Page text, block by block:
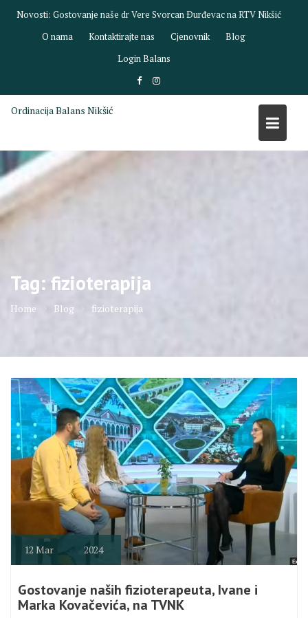
Novosti:Gostovanje dr Biljane Savić na RTV Nikšić
O nama
Kontaktirajte nas Cjenovnik
Blog
Login Balans
Ordinacija Balans Nikšić
Tag: fizioterapija
Home Blog fizioterapija
12 Mar 2024
Gostovanje naših fizioterapeuta, Ivane i
Marka Kovačevića, na TVNK